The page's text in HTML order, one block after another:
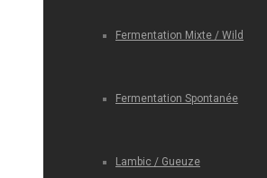
Fermentation Mixte / Wild
Fermentation Spontanée
Lambic / Gueuze